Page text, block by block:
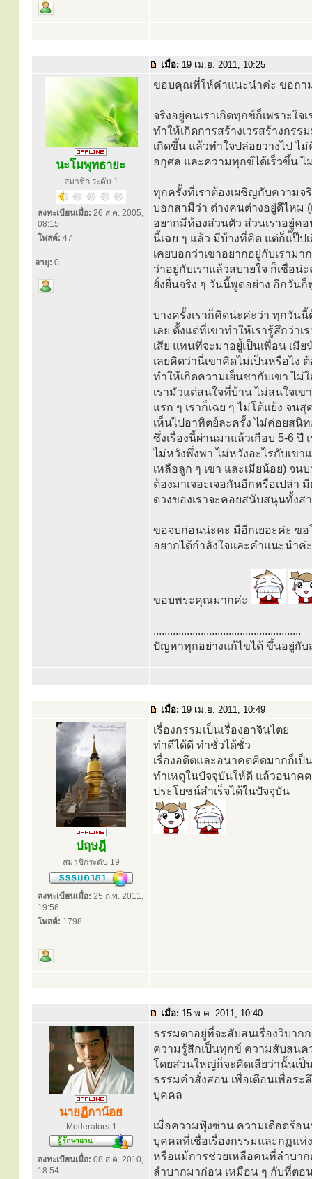
เมื่อ: 19 เม.ย. 2011, 10:25
นะโมพุทธายะ
สมาชิก ระดับ 1
ลงทะเบียนเมื่อ: 26 ส.ค. 2005,
08:15
โพสต์: 47
อายุ: 0
ขอบคุณที่ให้คำแนะนำค่ะ ขอถา
จริงอยู่คนเราเกิดทุกข์ก็เพราะใจ
ทำให้เกิดการสร้างเวรสร้างกร
เกิดขึ้น แล้วทำใจปล่อยวางไป
อกุศล และความทุกข์ได้เร็วขึ้น
ทุกครั้งที่เราต้องเผชิญกับความจ
บอกสามีว่า ต่างคนต่างอยู่ดีไหม
อยากมีห้องส่วนตัว ส่วนเราอยู่คอ
นี้เฉย ๆ แล้ว มีบ้างที่คิด แต่ก็แ๊ป๊ป
เคยบอกว่าเขาอยากอยู่กับเราม
ว่าอยู่กับเราแล้วสบายใจ ก็เชื่อน่
ยั่งยื่นจริง ๆ วันนี้พูดอย่าง อีกวัน
บางครั้งเราก็คิดน่ะค่ะว่า ทุกวัน
เลย ตั้งแต่ที่เขาทำให้เรารู้สึกว่า
เสีย แทนที่จะมาอยู่้เป็นเพื่อน เมี
เลยคิดว่านี่เขาคิดไม่เป็นหรือไง
ทำให้เกิดความเย็นชากับเขา ไม่
เรามัวแต่สนใจที่บ้าน ไม่สนใจเข
แรก ๆ เราก็เฉย ๆ ไม่โต้แย้ง จน
เห็นไปอาทิตย์ละครั้ง ไม่ค่อยสนิท
ซึ่งเรื่องนี้ผ่านมาแล้วเกือบ 5-6 ปี
ไม่หวังพึ่งพา ไม่หวังอะไรกับเขา
เหลือลูก ๆ เขา และเมียน้อย) จน
ต้องมาเจอะเจอกันอีกหรือเปล่า
ดวงของเราจะคอยสนับสนุนทั้งส
ขอจบก่อนน่ะคะ มีอีกเยอะค่ะ ข
อยากได้กำลังใจและคำแนะนำค่ะ
ขอบพระคุณมากค่ะ
.....................................................
ปัญหาทุกอย่างแก้ไขได้ ขึ้นอยู่กั
เมื่อ: 19 เม.ย. 2011, 10:49
ปฤษฎี
สมาชิกระดับ 19
ลงทะเบียนเมื่อ: 25 ก.พ. 2011,
19:56
โพสต์: 1798
เรื่องกรรมเป็นเรื่องอาจินไตย
ทำดีได้ดี ทำชั่วได้ชั่ว
เรื่องอดีตและอนาคตคิดมากก็เป็
ทำเหตุในปัจจุบันให้ดี แล้วอนาคต
ประโยชน์สำเร็จได้ในปัจจุบัน
เมื่อ: 15 พ.ค. 2011, 10:40
นายฏีกาน้อย
Moderators-1
ลงทะเบียนเมื่อ: 08 ส.ค. 2010,
18:54
ธรรมดาอยู่ที่จะสับสนเรื่องวิบา
ความรู้สึกเป็นทุกข์ ความสับสนค
โดยส่วนใหญ่ก็จะคิดเสียว่านั้นเ
ธรรมคำสั่งสอน เพื่อเตือนเพื่อร
บุคคล
เมื่อความฟุ้งซ่าน ความเดือดร้อ
บุคคลที่เชื่อเรื่องกรรมและกฏแห่
หรือแม้การช่วยเหลือคนที่ลำบาก
ลำบากมาก่อน เหมือน ๆ กับที่ต